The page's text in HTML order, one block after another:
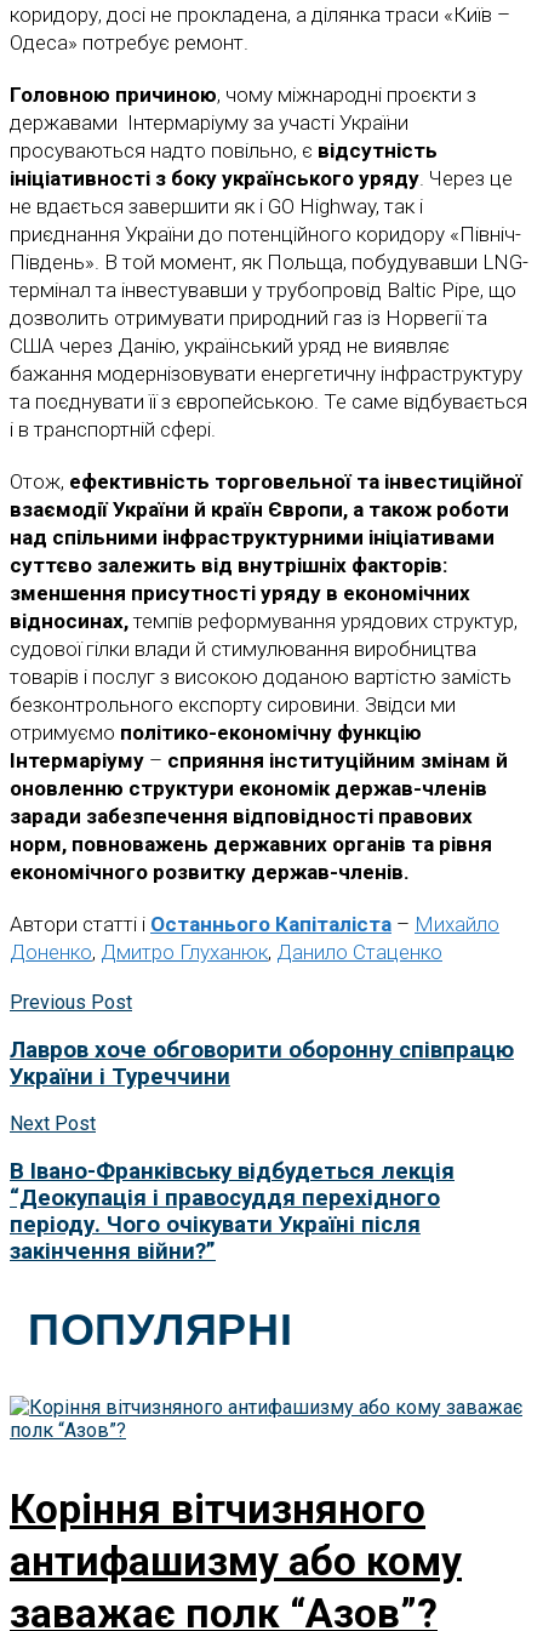
коридору, досі не прокладена, а ділянка траси «Київ –
Одеса» потребує ремонт.
Головною причиною, чому міжнародні проєкти з
державами Інтермаріуму за участі України
просуваються надто повільно, є відсутність
ініціативності з боку українського уряду . Через це
не вдається завершити як і GO Highway, так і
приєднання України до потенційного коридору «Північ-
Південь». В той момент, як Польща, побудувавши LNG-
термінал та інвестувавши у трубопровід Baltic Pipe, що
дозволить отримувати природний газ із Норвегії та
США через Данію, український уряд не виявляє
бажання модернізовувати енергетичну інфраструктуру
та поєднувати її з європейською. Те саме відбувається
і в транспортній сфері.
Отож, ефективність торговельної та інвестиційної
взаємодії України й країн Європи, а також роботи
над спільними інфраструктурними ініціативами
суттєво залежить від внутрішніх факторів:
зменшення присутності уряду в економічних
відносинах,темпів реформування урядових структур,
судової гілки влади й стимулювання виробництва
товарів і послуг з високою доданою вартістю замість
безконтрольного експорту сировини. Звідси ми
отримуємо політико-економічну функцію
Інтермаріуму – сприяння інституційним змінам й
оновленню структури економік держав-членів
заради забезпечення відповідності правових
норм, повноважень державних органів та рівня
економічного розвитку держав-членів.
Автори статті і Останнього Капіталіста – Михайло
Доненко, Дмитро Глуханюк, Данило Стаценко
Previous Post
Лавров хоче обговорити оборонну співпрацю
України і Туреччини
Next Post
В Івано-Франківську відбудеться лекція
“Деокупація і правосуддя перехідного
періоду. Чого очікувати Україні після
закінчення війни?”
ПОПУЛЯРНІ
Коріння вітчизняного
антифашизму або кому
заважає полк “Азов”?